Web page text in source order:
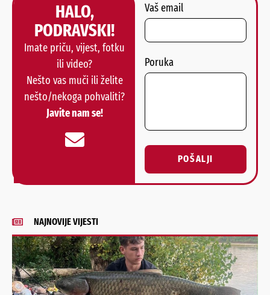
HALO,
PODRAVSKI!
Imate priču, vijest, fotku
ili video?
Nešto vas muči ili želite
nešto/nekoga pohvaliti?
Javite nam se!
Vaš email
Poruka
POŠALJI
Alternative:
NAJNOVIJE VIJESTI